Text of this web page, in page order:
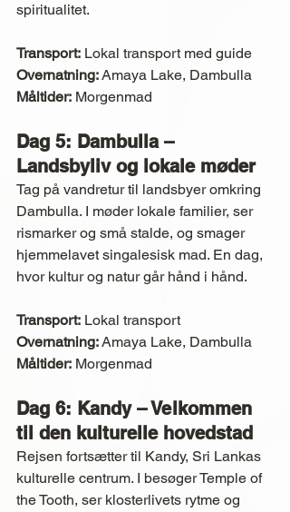
spiritualitet.
Transport: Lokal transport med guide
Overnatning: Amaya Lake, Dambulla
Måltider: Morgenmad
Dag 5: Dambulla –
Landsbyliv og lokale møder
Tag på vandretur til landsbyer omkring
Dambulla. I møder lokale familier, ser
rismarker og små stalde, og smager
hjemmelavet singalesisk mad. En dag,
hvor kultur og natur går hånd i hånd.
Transport: Lokal transport
Overnatning: Amaya Lake, Dambulla
Måltider: Morgenmad
Dag 6: Kandy – Velkommen
til den kulturelle hovedstad
Rejsen fortsætter til Kandy, Sri Lankas
kulturelle centrum. I besøger Temple of
the Tooth, ser klosterlivets rytme og